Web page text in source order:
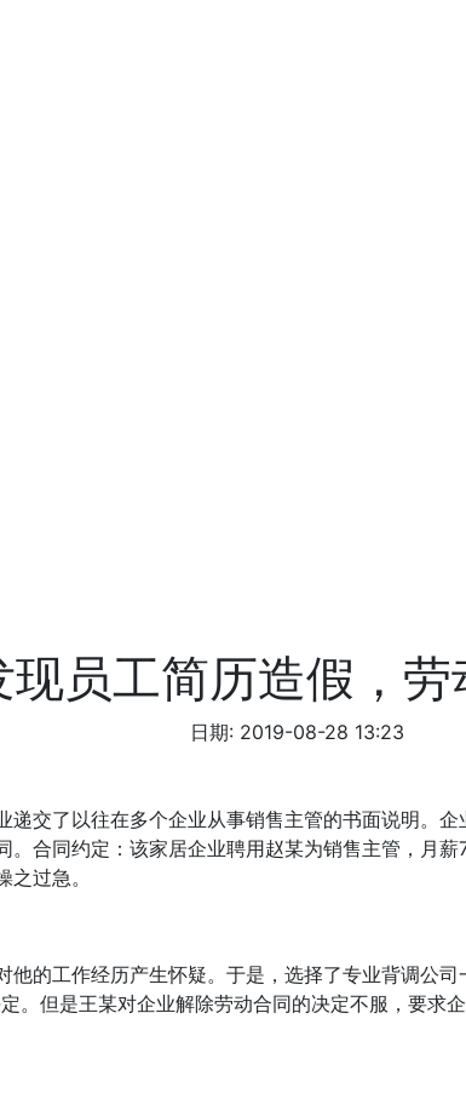
现员工简历造假，
日期: 2019-08-28 13:23
交了以往在多个企业从事销售主管的书面说明。
合同约定：该家居企业聘用赵某为销售主管，月
过急。
的工作经历产生怀疑。于是，选择了专业背调公
。但是王某对企业解除劳动合同的决定不服，要求